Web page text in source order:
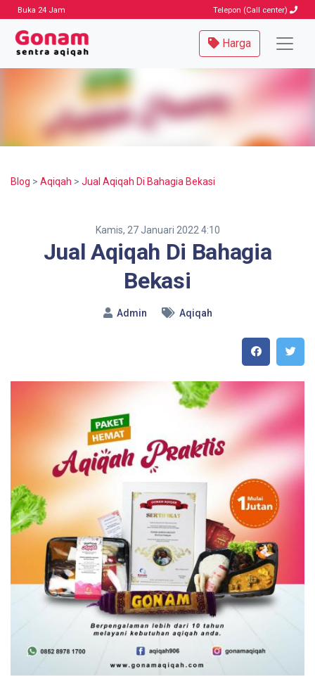
Buka 24 Jam Telepon (Call center)
Harga
Blog > Aqiqah > Jual Aqiqah Di Bahagia Bekasi
Kamis, 27 Januari 2022 4:10
Jual Aqiqah Di Bahagia
Bekasi
Admin Aqiqah